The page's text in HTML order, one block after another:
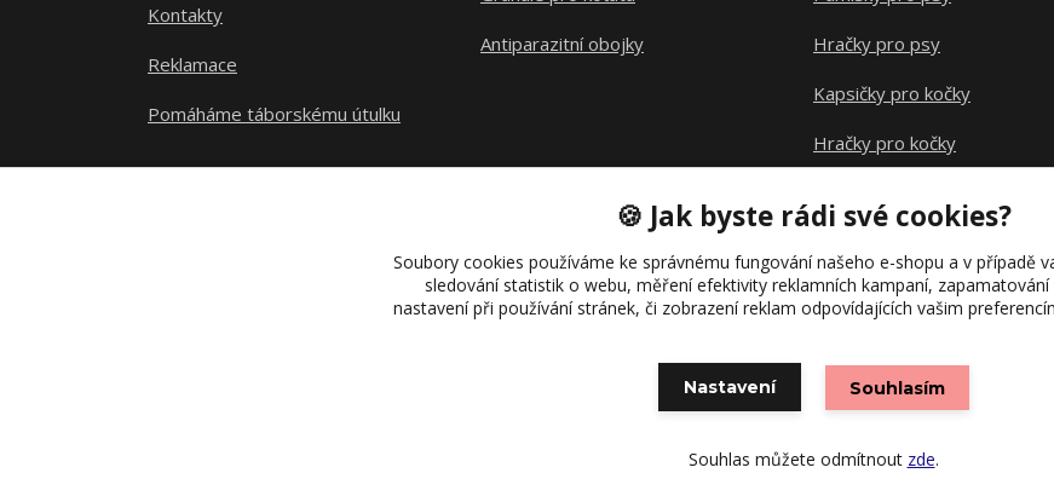
Kontakty
Reklamace
Pomáháme táborskému útulku
Antiparazitní obojky Hračky pro psy
Kapsičky pro kočky
Hračky pro kočky
Vytvořeno na
🍪 Jak byste rádi své cookies?
Soubory cookies používáme ke správnému fungování našeho e-shopu a v případě
sledování statistik o webu, měření efektivity reklamních kampaní,
nastavení při používání stránek, či zobrazení reklam odpovídajících vašim
Nastavení Souhlasím
Souhlas můžete odmítnout zde.